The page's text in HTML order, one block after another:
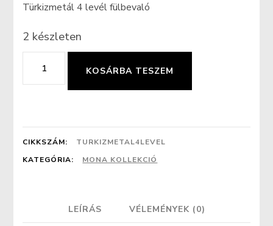
Türkizmetál 4 levél fülbevaló
2 készleten
Türkizmetál
4
mennyiség
KOSÁRBA TESZEM
CIKKSZÁM:
TURKIZMETAL4LEVEL
KATEGÓRIA:
MONA KOLLEKCIÓ
LEÍRÁS VÉLEMÉNYEK (0)